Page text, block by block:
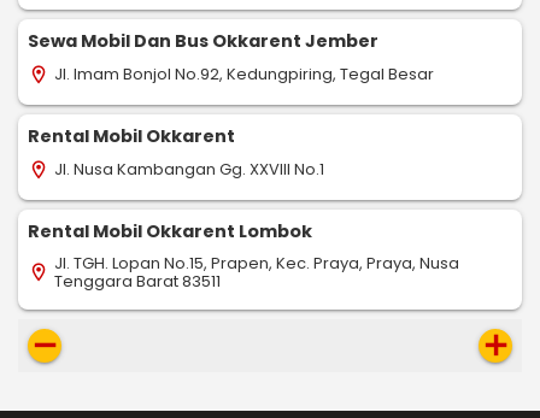
Sewa Mobil Dan Bus Okkarent Jember
location_on Jl. Imam Bonjol No.92, Kedungpiring, Tegal Besar
Rental Mobil Okkarent
location_on Jl. Nusa Kambangan Gg. XXVIII No.1
Rental Mobil Okkarent Lombok
location_on Jl. TGH. Lopan No.15, Prapen, Kec. Praya, Praya, Nusa
Tenggara Barat 83511
remove add